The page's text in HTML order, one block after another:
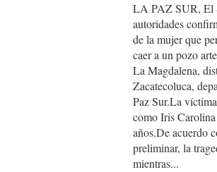
LA PAZ SUR, El
autoridades
de la mujer que
caer a un pozo
La Magdalena,
Zacatecoluca,
Paz Sur.La
como Iris
años.De acuerdo
preliminar, la
mientras...